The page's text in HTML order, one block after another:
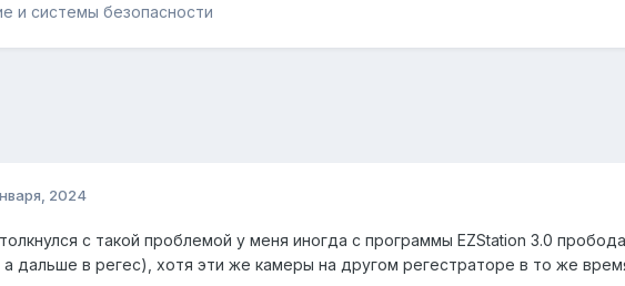
и системы безопасности
2024
с такой проблемой у меня иногда с программы EZStation 3.0
а дальше в регес), хотя эти же камеры на другом регестраторе в то же